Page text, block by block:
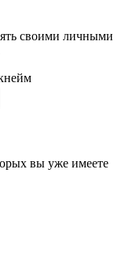
своими личными
вы уже имеете